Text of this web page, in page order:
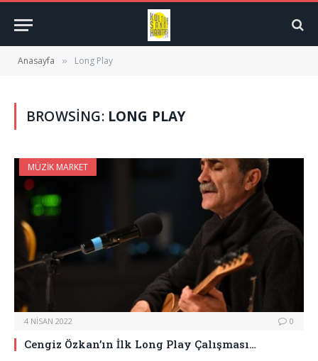
Anasayfa » Long Play
BROWSING: LONG PLAY
MÜZIK MARKET
4 NISAN 2022 0
Cengiz Özkan’ın İlk Long Play Çalışması…